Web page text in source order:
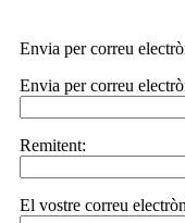
Envia per correu
Envia per correu
Remitent:
El vostre correu